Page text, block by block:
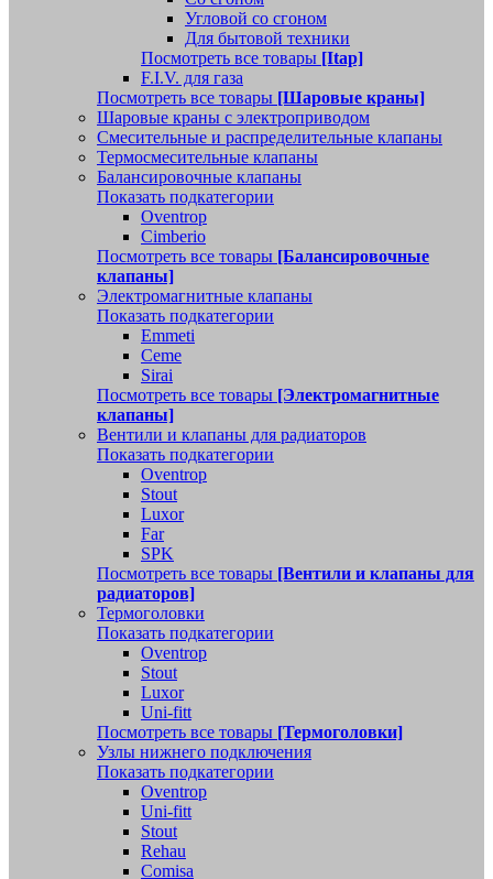
Угловой со сгоном
Для бытовой техники
Посмотреть все товары [Itap]
F.I.V. для газа
Посмотреть все товары [Шаровые краны]
Шаровые краны с электроприводом
Смесительные и распределительные клапаны
Термосмесительные клапаны
Балансировочные клапаны
Показать подкатегории
Oventrop
Cimberio
Посмотреть все товары [Балансировочные
клапаны]
Электромагнитные клапаны
Показать подкатегории
Emmeti
Ceme
Sirai
Посмотреть все товары [Электромагнитные
клапаны]
Вентили и клапаны для радиаторов
Показать подкатегории
Oventrop
Stout
Luxor
Far
SPK
Посмотреть все товары [Вентили и клапаны для
радиаторов]
Термоголовки
Показать подкатегории
Oventrop
Stout
Luxor
Uni-fitt
Посмотреть все товары [Термоголовки]
Узлы нижнего подключения
Показать подкатегории
Oventrop
Uni-fitt
Stout
Rehau
Comisa